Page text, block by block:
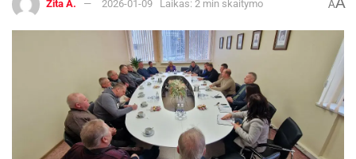
Zita A. 2026-01-09 Laikas: 2 min skaitymo A